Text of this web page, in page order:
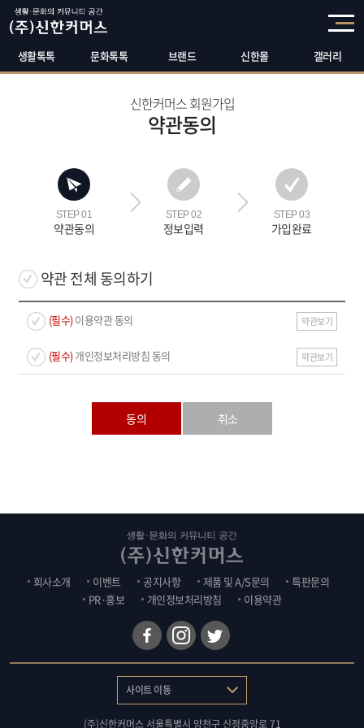
생활톡톡 문화톡톡 브랜드 신한몰 갤러리
신한커머스 회원가입
약관동의
STEP 01
약관동의
STEP 02
정보입력
STEP 03
가입완료
약관 전체 동의하기
(필수)이용약관 동의 약관보기
(필수)개인정보처리방침 동의 약관보기
동의 취소
회사소개 이벤트 공지사항 제품 및 A/S문의
특판문의
PR·홍보
개인정보처리방침 이용약관
사이트 이동
(주)신한커머스서울특별시 양천구 신정중앙로 71